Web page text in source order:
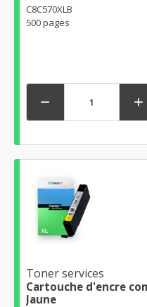
C8C570XLB
500 pages
 
Toner services
Cartouche d'encre
Jaune